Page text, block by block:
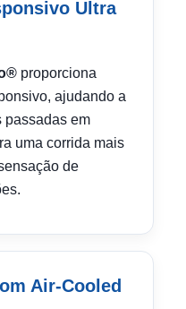
Ultra
proporciona
ajudando a
passadas em
uma corrida mais
de
Air-Cooled